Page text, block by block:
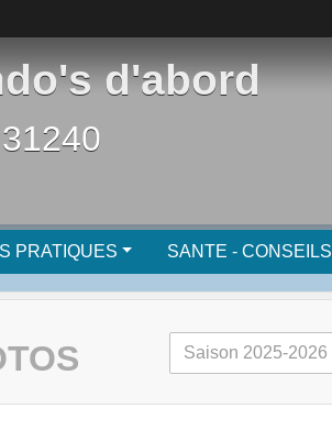
d'abord
PRATIQUES SANTE - CONSEILS